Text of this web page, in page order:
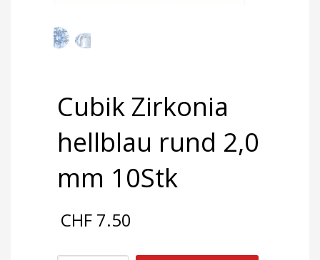
Cubik Zirkonia
hellblau rund 2,0
mm 10Stk
CHF 7.50